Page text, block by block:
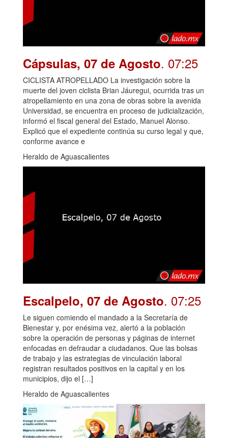
Cápsulas, 07 de Agosto. 07:25
CICLISTA ATROPELLADO La investigación sobre la
muerte del joven ciclista Brian Jáuregui, ocurrida tras un
atropellamiento en una zona de obras sobre la avenida
Universidad, se encuentra en proceso de judicialización,
informó el fiscal general del Estado, Manuel Alonso.
Explicó que el expediente continúa su curso legal y que,
conforme avance e
Heraldo de Aguascalientes
Escalpelo, 07 de Agosto. 07:25
Le siguen comiendo el mandado a la Secretaría de
Bienestar y, por enésima vez, alertó a la población
sobre la operación de personas y páginas de internet
enfocadas en defraudar a ciudadanos. Que las bolsas
de trabajo y las estrategias de vinculación laboral
registran resultados positivos en la capital y en los
municipios, dijo el […]
Heraldo de Aguascalientes